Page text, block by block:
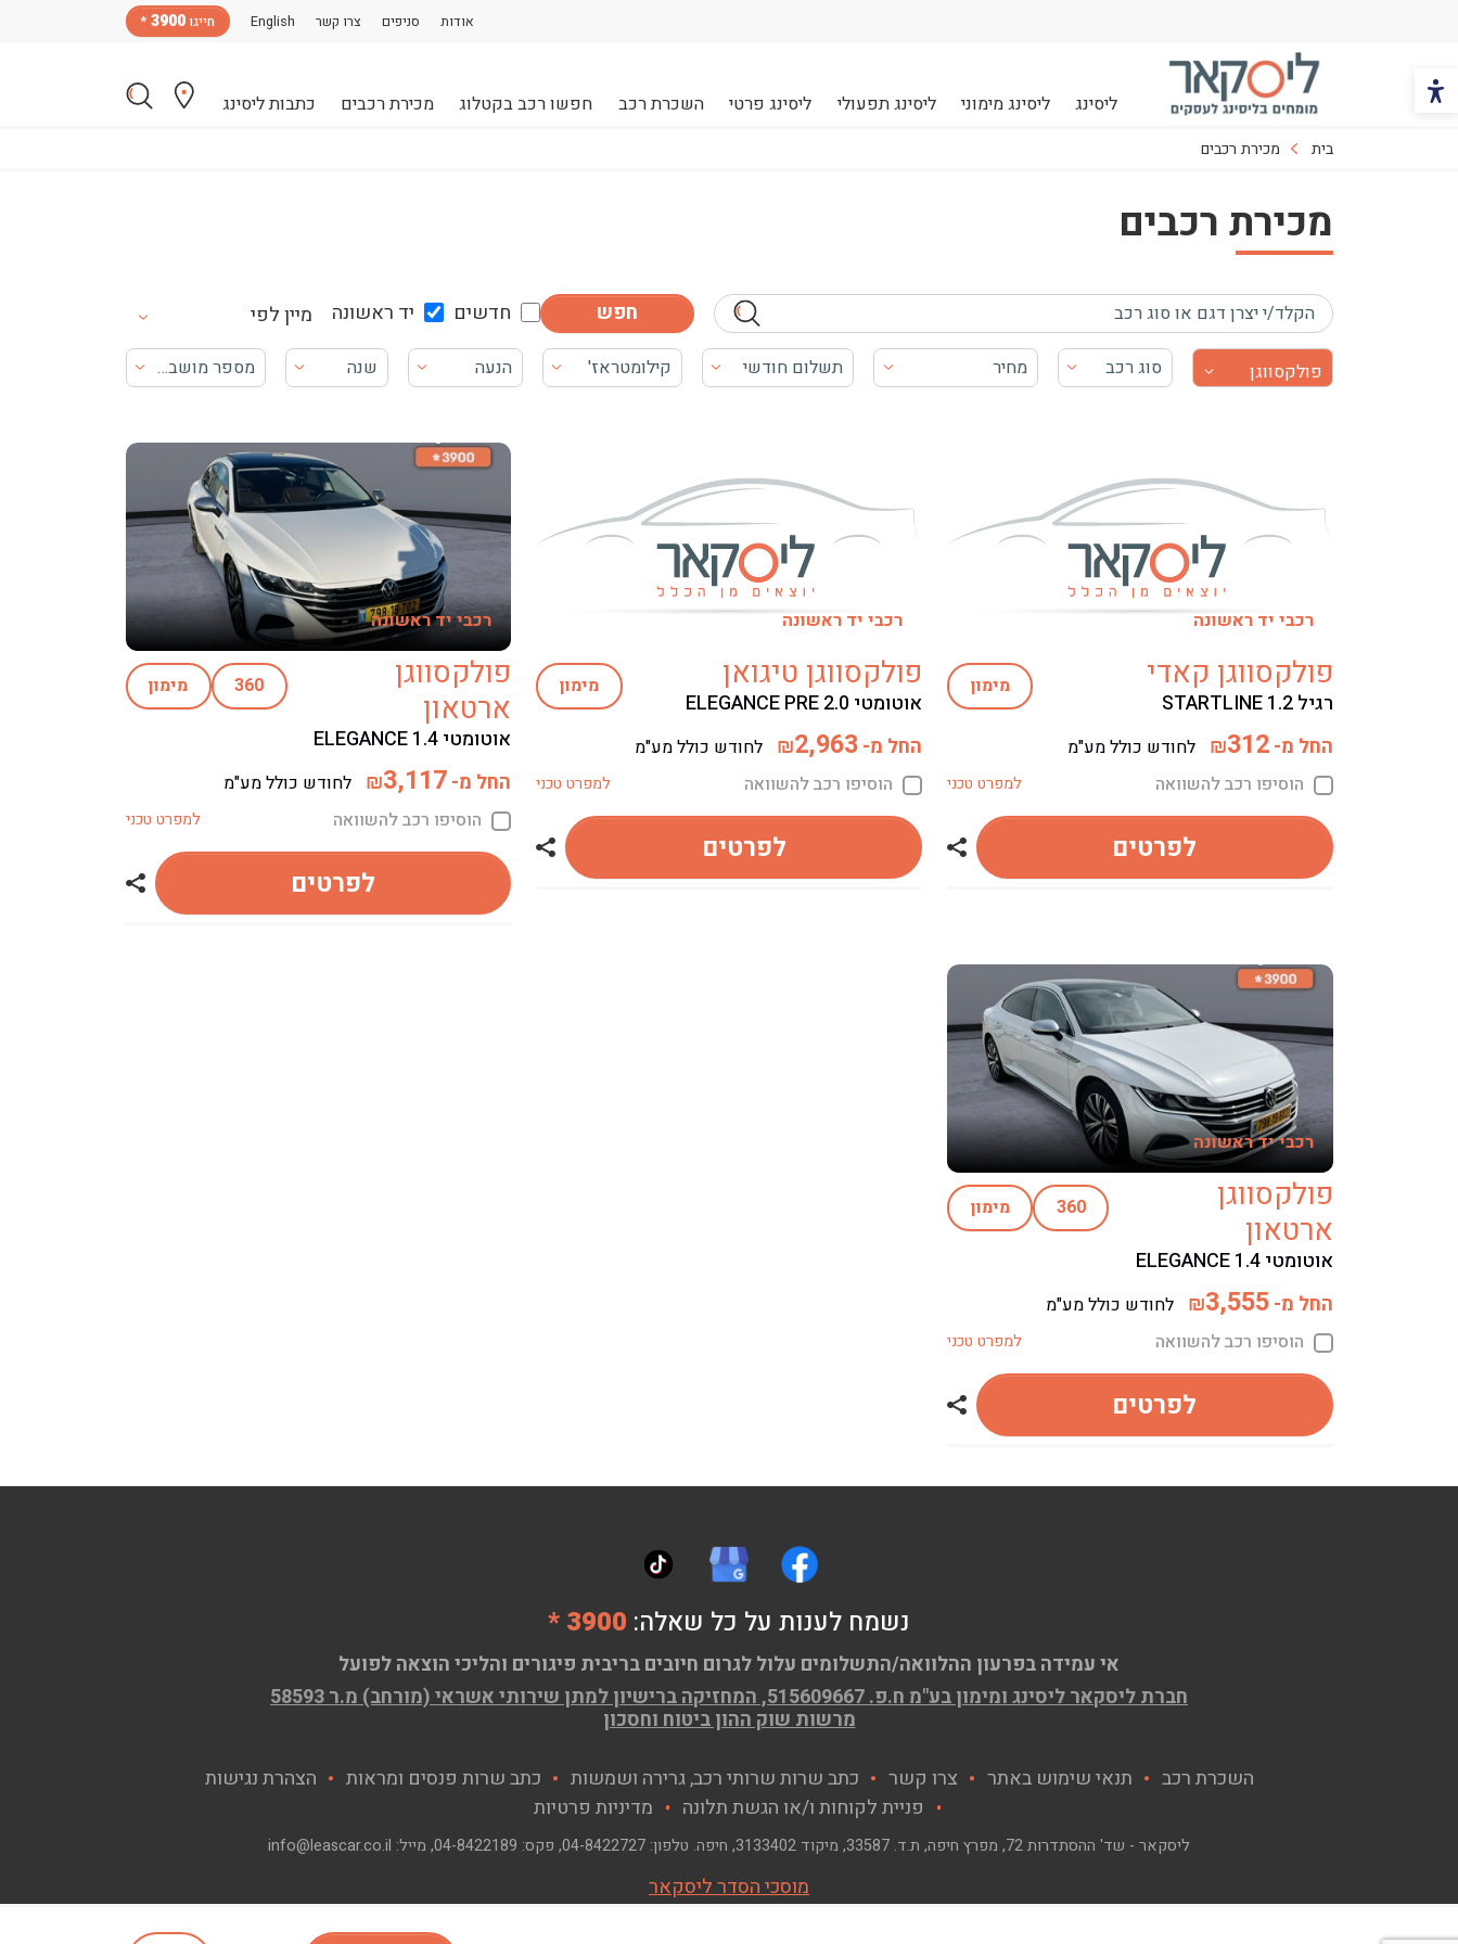
הכפתור משנה את צבעי הקונטרסט
אודות סניפים צרו קשר English חייגו 3900
*
ליסינג ליסינג מימוני ליסינג תפעולי ליסינג פרטי השכרת רכב חפשו רכב בקטלוג מכירת רכבים כתבות ליסינג
בית מכירת רכבים
מכירת רכבים
חדשים יד ראשונה
מיין לפי
בחר יצרן
פולקסווגן סוג רכב מחיר תשלום חודשי קילומטראז' הנעה שנה מספר מושבים
רכבי יד ראשונה
פולקסווגן קאדי
רגיל STARTLINE 1.2
מימון
החל מ- ₪312
לחודש כולל מע"מ
הוסיפו רכב להשוואה
למפרט טכני
לפרטים שתף רכב פולקסווגן קאדי
רכבי יד ראשונה
פולקסווגן טיגואן
אוטומטי ELEGANCE PRE 2.0
מימון
החל מ- ₪2,963
לחודש כולל מע"מ
הוסיפו רכב להשוואה
למפרט טכני
לפרטים שתף רכב פולקסווגן טיגואן
רכבי יד ראשונה
פולקסווגן
ארטאון
אוטומטי ELEGANCE 1.4
360 מימון
החל מ- ₪3,117
לחודש כולל מע"מ
הוסיפו רכב להשוואה
למפרט טכני
לפרטים שתף רכב
רכבי יד ראשונה
פולקסווגן
ארטאון
אוטומטי ELEGANCE 1.4
360 מימון
החל מ- ₪3,555
לחודש כולל מע"מ
הוסיפו רכב להשוואה
למפרט טכני
לפרטים שתף רכב פולקסווגן ארטאון
נשמח לענות על כל שאלה: 3900 *
אי עמידה בפרעון ההלוואה/התשלומים עלול לגרום חיובים בריבית פיגורים והליכי הוצאה לפועל
חברת ליסקאר ליסינג ומימון בע"מ ח.פ. 515609667, המחזיקה ברישיון למתן שירותי אשראי (מורחב) מ.ר 58593
מרשות שוק ההון ביטוח וחסכון
השכרת רכב
תנאי שימוש באתר צרו קשר כתב שרות שרותי רכב, גרירה ושמשות כתב שרות פנסים ומראות
הצהרת נגישות
פניית לקוחות ו/או הגשת תלונה
מדיניות פרטיות
ליסקאר - שד' ההסתדרות 72, מפרץ חיפה , ת.ד. 33587, מיקוד 3133402, חיפה. טלפון: 04-8422727, פקס: 04-8422189, מייל: info@leascar.co.il
מוסכי הסדר ליסקאר